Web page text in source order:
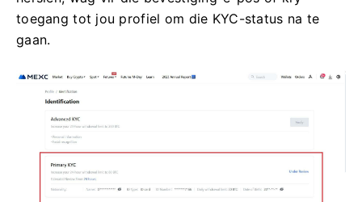
toegang tot jou profiel om die KYC-status na te
gaan.